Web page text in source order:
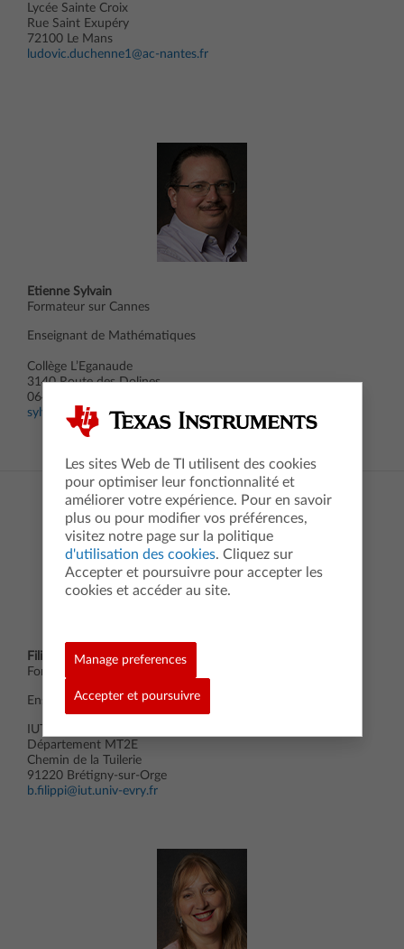
Lycée Sainte Croix
Rue Saint Exupéry
72100 Le Mans
ludovic.duchenne1@ac-nantes.fr
Etienne Sylvain
Formateur sur Cannes
Enseignant de Mathématiques
Collège L’Eganaude
3140 Route des Dolines
06410 Biot
sylvain-julien.etienne@ac-nice.fr
Filippi Béatrice
Formatrice sur Ile de France
Enseignante de Mathématiques
IUT d’Evry-Val-d’Essonne
Département MT2E
Chemin de la Tuilerie
91220 Brétigny-sur-Orge
b.filippi@iut.univ-evry.fr
Les sites Web de TI utilisent des cookies
pour optimiser leur fonctionnalité et
améliorer votre expérience. Pour en savoir
plus ou pour modifier vos préférences,
visitez notre page sur la politique
d'utilisation des cookies. Cliquez sur
Accepter et poursuivre pour accepter les
cookies et accéder au site.
Manage preferences
Accepter et poursuivre